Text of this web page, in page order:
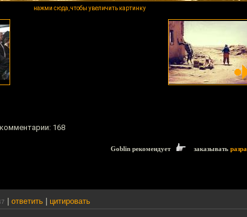
нажми сюда, чтобы увеличить картинку
168
Goblin рекомендует заказывать
ответить цитировать